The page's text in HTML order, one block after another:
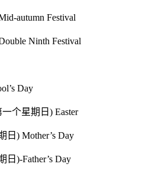
autumn Festival
Ninth Festival
Day
个星期日) Easter
日) Mother’s Day
)-Father’s Day